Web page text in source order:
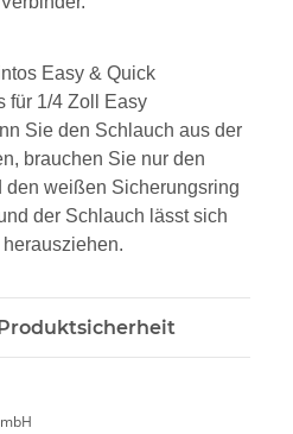
Easy & Quick
für 1/4 Zoll Easy
Sie den Schlauch aus der
brauchen Sie nur den
weißen Sicherungsring
der Schlauch lässt sich